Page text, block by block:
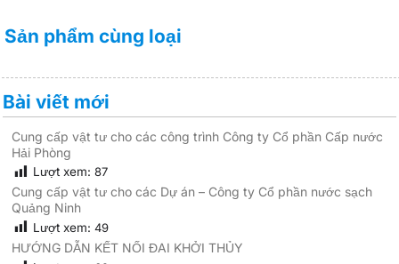
Sản phẩm cùng loại
Bài viết mới
Cung cấp vật tư cho các công trình Công ty Cổ phần Cấp nước
Hải Phòng
Lượt xem: 87
Cung cấp vật tư cho các Dự án – Công ty Cổ phần nước sạch
Quảng Ninh
Lượt xem: 49
HƯỚNG DẪN KẾT NỐI ĐAI KHỞI THỦY